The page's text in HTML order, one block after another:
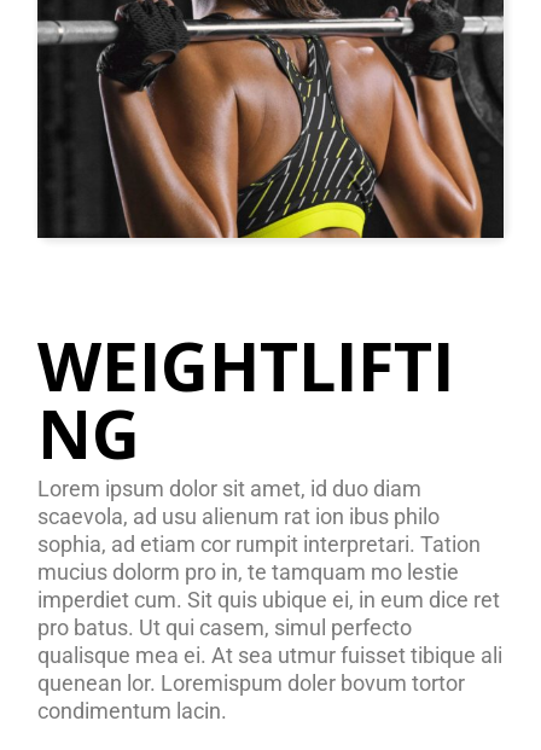
WEIGHTLIFTI
NG
Lorem ipsum dolor sit amet, id duo diam
scaevola, ad usu alienum rat ion ibus philo
sophia, ad etiam cor rumpit interpretari. Tation
mucius dolorm pro in, te tamquam mo lestie
imperdiet cum. Sit quis ubique ei, in eum dice ret
pro batus. Ut qui casem, simul perfecto
qualisque mea ei. At sea utmur fuisset tibique ali
quenean lor. Loremispum doler bovum tortor
condimentum lacin.